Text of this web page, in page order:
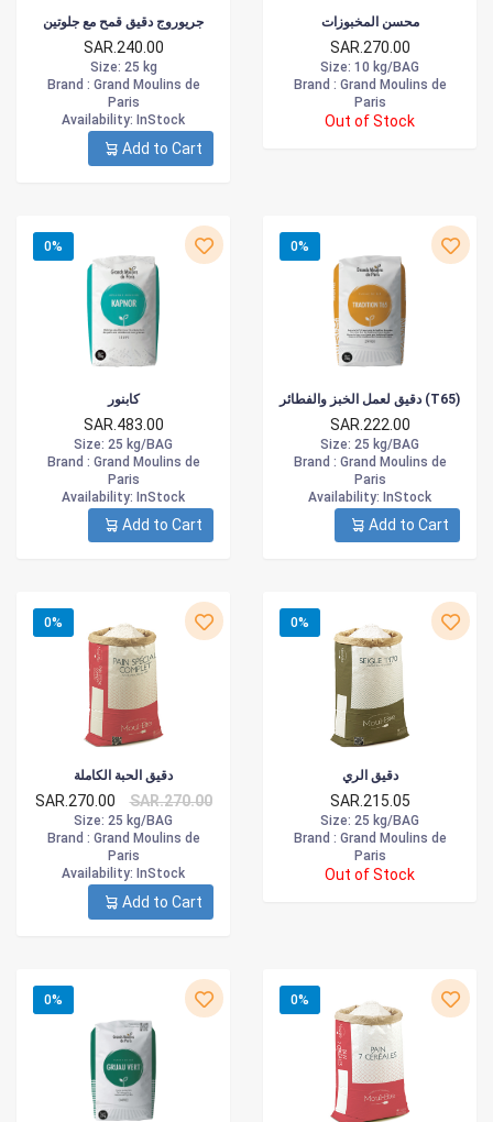
جريوروج دقيق قمح مع جلوتين
SAR.240.00
Size: 25 kg
Brand : Grand Moulins de
Paris
Availability: InStock
Add to Cart
محسن المخبوزات
SAR.270.00
Size: 10 kg/BAG
Brand : Grand Moulins de
Paris
Out of Stock
0%
كابنور
SAR.483.00
Size: 25 kg/BAG
Brand : Grand Moulins de
Paris
Availability: InStock
Add to Cart
0%
دقيق لعمل الخبز والفطائر (T65)
SAR.222.00
Size: 25 kg/BAG
Brand : Grand Moulins de
Paris
Availability: InStock
Add to Cart
0%
دقيق الحبة الكاملة
SAR.270.00 SAR.270.00
Size: 25 kg/BAG
Brand : Grand Moulins de
Paris
Availability: InStock
Add to Cart
0%
دقيق الري
SAR.215.05
Size: 25 kg/BAG
Brand : Grand Moulins de
Paris
Out of Stock
0% 0%